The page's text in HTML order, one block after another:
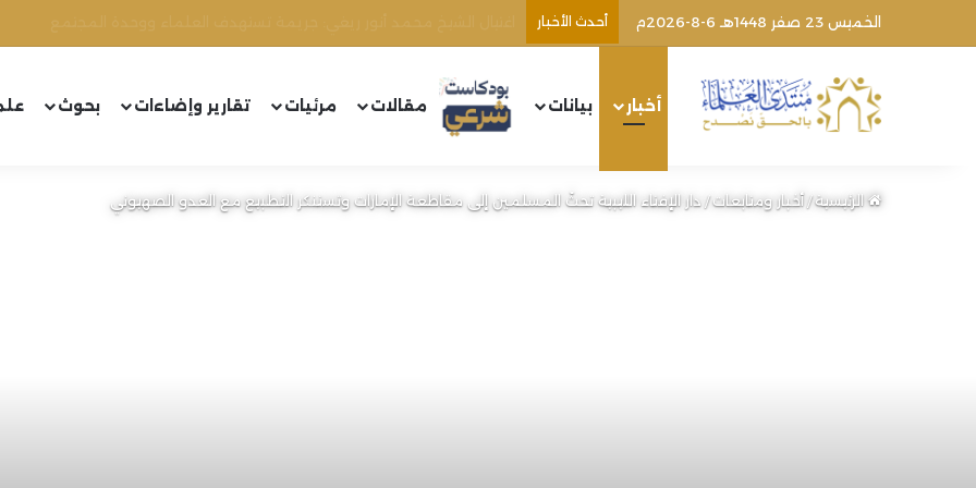
الخميس 23 صفر 1448هـ 6-8-2026م أحدث الأخبار
أخبار بيانات مقالات مرئيات تقارير وإضاءات بحوث
الرئيسية/أخبار ومتابعات/دار الإفتاء الليبية تحثّ المسلمين إلى مقاطعة الإمارات وتستنكر التطبيع مع العدو الصهيوني